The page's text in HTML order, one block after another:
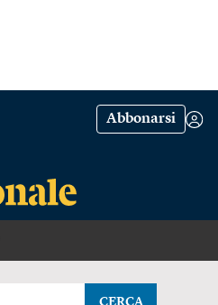
Abbonarsi
CERCA